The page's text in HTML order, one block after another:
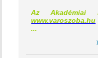
Az
www.varoszoba.hu
...